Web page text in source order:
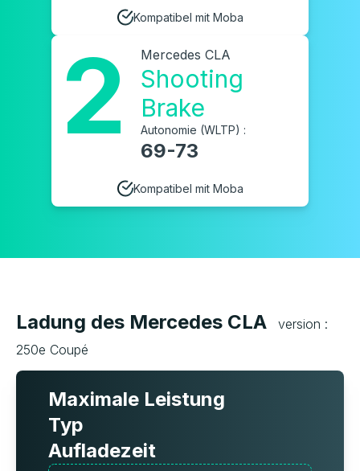
Kompatibel mit Moba
2 Mercedes CLA
Shooting
Brake
Autonomie (WLTP) :
69-73
Kompatibel mit Moba
Ladung des Mercedes CLA
version :
250e Coupé
Maximale Leistung
Typ
Aufladezeit